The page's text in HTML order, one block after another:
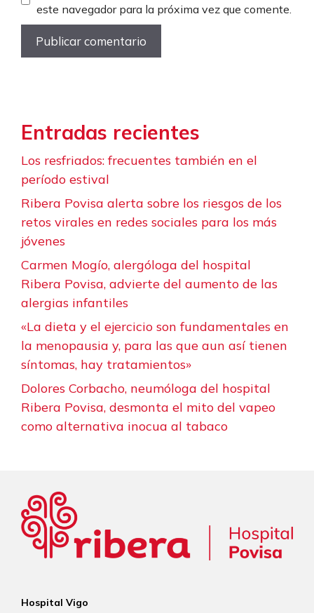
este navegador para la próxima vez que comente.
Entradas recientes
Los resfriados: frecuentes también en el
período estival
Ribera Povisa alerta sobre los riesgos de los
retos virales en redes sociales para los más
jóvenes
Carmen Mogío, alergóloga del hospital
Ribera Povisa, advierte del aumento de las
alergias infantiles
«La dieta y el ejercicio son fundamentales en
la menopausia y, para las que aun así tienen
síntomas, hay tratamientos»
Dolores Corbacho, neumóloga del hospital
Ribera Povisa, desmonta el mito del vapeo
como alternativa inocua al tabaco
Hospital Vigo